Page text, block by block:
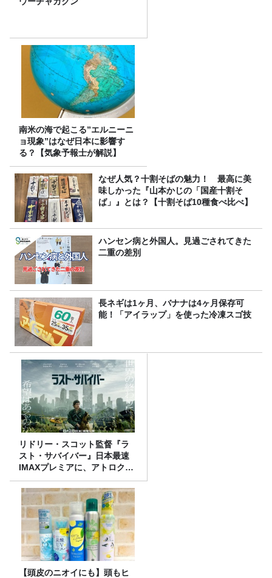
南米の海で起こる”エルニーニ
ョ現象”はなぜ日本に影響す
る？【気象予報士が解説】
なぜ人気？十割そばの魅力！ 最高に美
味しかった『山本かじの「国産十割そ
ば」』とは？【十割そば10種食べ比べ】
ハンセン病と外国人。見過ごされてきた
二重の差別
長ネギは1ヶ月、バナナは4ヶ月保存可
能！「アイラップ」を使った冷凍スゴ技
リドリー・スコット監督『ラ
スト・サバイバー』日本最速
IMAXプレミアに、アトロクリ
スナー60名をご招待！
【頭皮のニオイにも】頭もヒ